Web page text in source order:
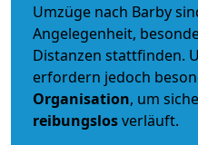
Umzüge nach Barby
Angelegenheit,
Distanzen stattfinden.
erfordern jedoch
Organisation, um
reibungslosverläuft.